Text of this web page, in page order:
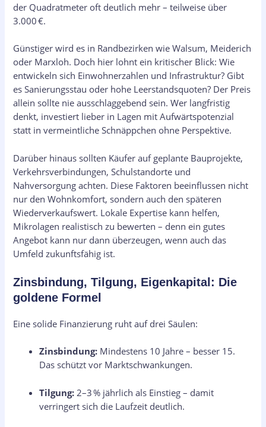
der Quadratmeter oft deutlich mehr – teilweise über
3.000 €.
Günstiger wird es in Randbezirken wie Walsum, Meiderich
oder Marxloh. Doch hier lohnt ein kritischer Blick: Wie
entwickeln sich Einwohnerzahlen und Infrastruktur? Gibt
es Sanierungsstau oder hohe Leerstandsquoten? Der Preis
allein sollte nie ausschlaggebend sein. Wer langfristig
denkt, investiert lieber in Lagen mit Aufwärtspotenzial
statt in vermeintliche Schnäppchen ohne Perspektive.
Darüber hinaus sollten Käufer auf geplante Bauprojekte,
Verkehrsverbindungen, Schulstandorte und
Nahversorgung achten. Diese Faktoren beeinflussen nicht
nur den Wohnkomfort, sondern auch den späteren
Wiederverkaufswert. Lokale Expertise kann helfen,
Mikrolagen realistisch zu bewerten – denn ein gutes
Angebot kann nur dann überzeugen, wenn auch das
Umfeld zukunftsfähig ist.
Zinsbindung, Tilgung, Eigenkapital: Die
goldene Formel
Eine solide Finanzierung ruht auf drei Säulen:
Zinsbindung: Mindestens 10 Jahre – besser 15.
Das schützt vor Marktschwankungen.
Tilgung: 2–3 % jährlich als Einstieg – damit
verringert sich die Laufzeit deutlich.